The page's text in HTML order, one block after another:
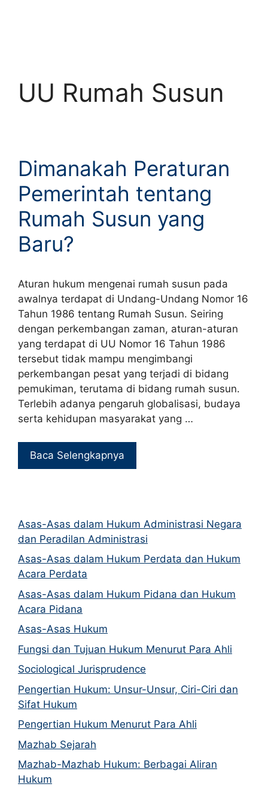
UU Rumah Susun
Dimanakah Peraturan
Pemerintah tentang
Rumah Susun yang
Baru?
Aturan hukum mengenai rumah susun pada
awalnya terdapat di Undang-Undang Nomor 16
Tahun 1986 tentang Rumah Susun. Seiring
dengan perkembangan zaman, aturan-aturan
yang terdapat di UU Nomor 16 Tahun 1986
tersebut tidak mampu mengimbangi
perkembangan pesat yang terjadi di bidang
pemukiman, terutama di bidang rumah susun.
Terlebih adanya pengaruh globalisasi, budaya
serta kehidupan masyarakat yang …
Baca Selengkapnya
Asas-Asas dalam Hukum Administrasi Negara
dan Peradilan Administrasi
Asas-Asas dalam Hukum Perdata dan Hukum
Acara Perdata
Asas-Asas dalam Hukum Pidana dan Hukum
Acara Pidana
Asas-Asas Hukum
Fungsi dan Tujuan Hukum Menurut Para Ahli
Sociological Jurisprudence
Pengertian Hukum: Unsur-Unsur, Ciri-Ciri dan
Sifat Hukum
Pengertian Hukum Menurut Para Ahli
Mazhab Sejarah
Mazhab-Mazhab Hukum: Berbagai Aliran
Hukum